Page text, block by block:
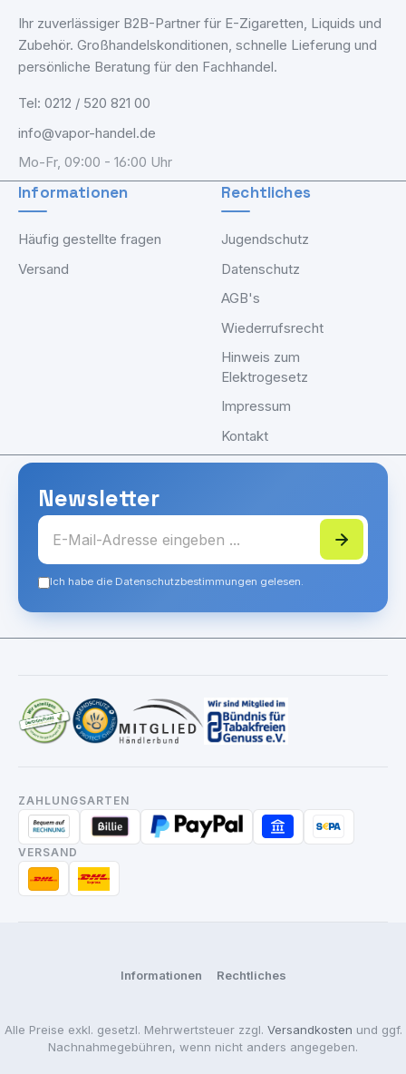
Ihr zuverlässiger B2B-Partner für E-Zigaretten, Liquids und
Zubehör. Großhandelskonditionen, schnelle Lieferung und
persönliche Beratung für den Fachhandel.
Tel: 0212 / 520 821 00
info@vapor-handel.de
Mo-Fr, 09:00 - 16:00 Uhr
Informationen
Häufig gestellte fragen
Versand
Rechtliches
Jugendschutz
Datenschutz
AGB's
Wiederrufsrecht
Hinweis zum
Elektrogesetz
Impressum
Kontakt
Newsletter
Ich habe die Datenschutzbestimmungen gelesen.
ZAHLUNGSARTEN
VERSAND
Informationen Rechtliches
Alle Preise exkl. gesetzl. Mehrwertsteuer zzgl. Versandkosten und ggf.
Nachnahmegebühren, wenn nicht anders angegeben.